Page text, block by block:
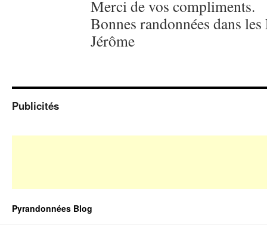
Merci de vos compliments.
Bonnes randonnées dans
Jérôme
Publicités
Pyrandonnées Blog